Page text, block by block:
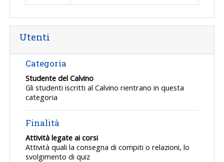
Utenti
Categoria
Studente del Calvino
Gli studenti iscritti al Calvino rientrano in questa
categoria
Finalità
Attività legate ai corsi
Attività quali la consegna di compiti o relazioni, lo
svolgimento di quiz